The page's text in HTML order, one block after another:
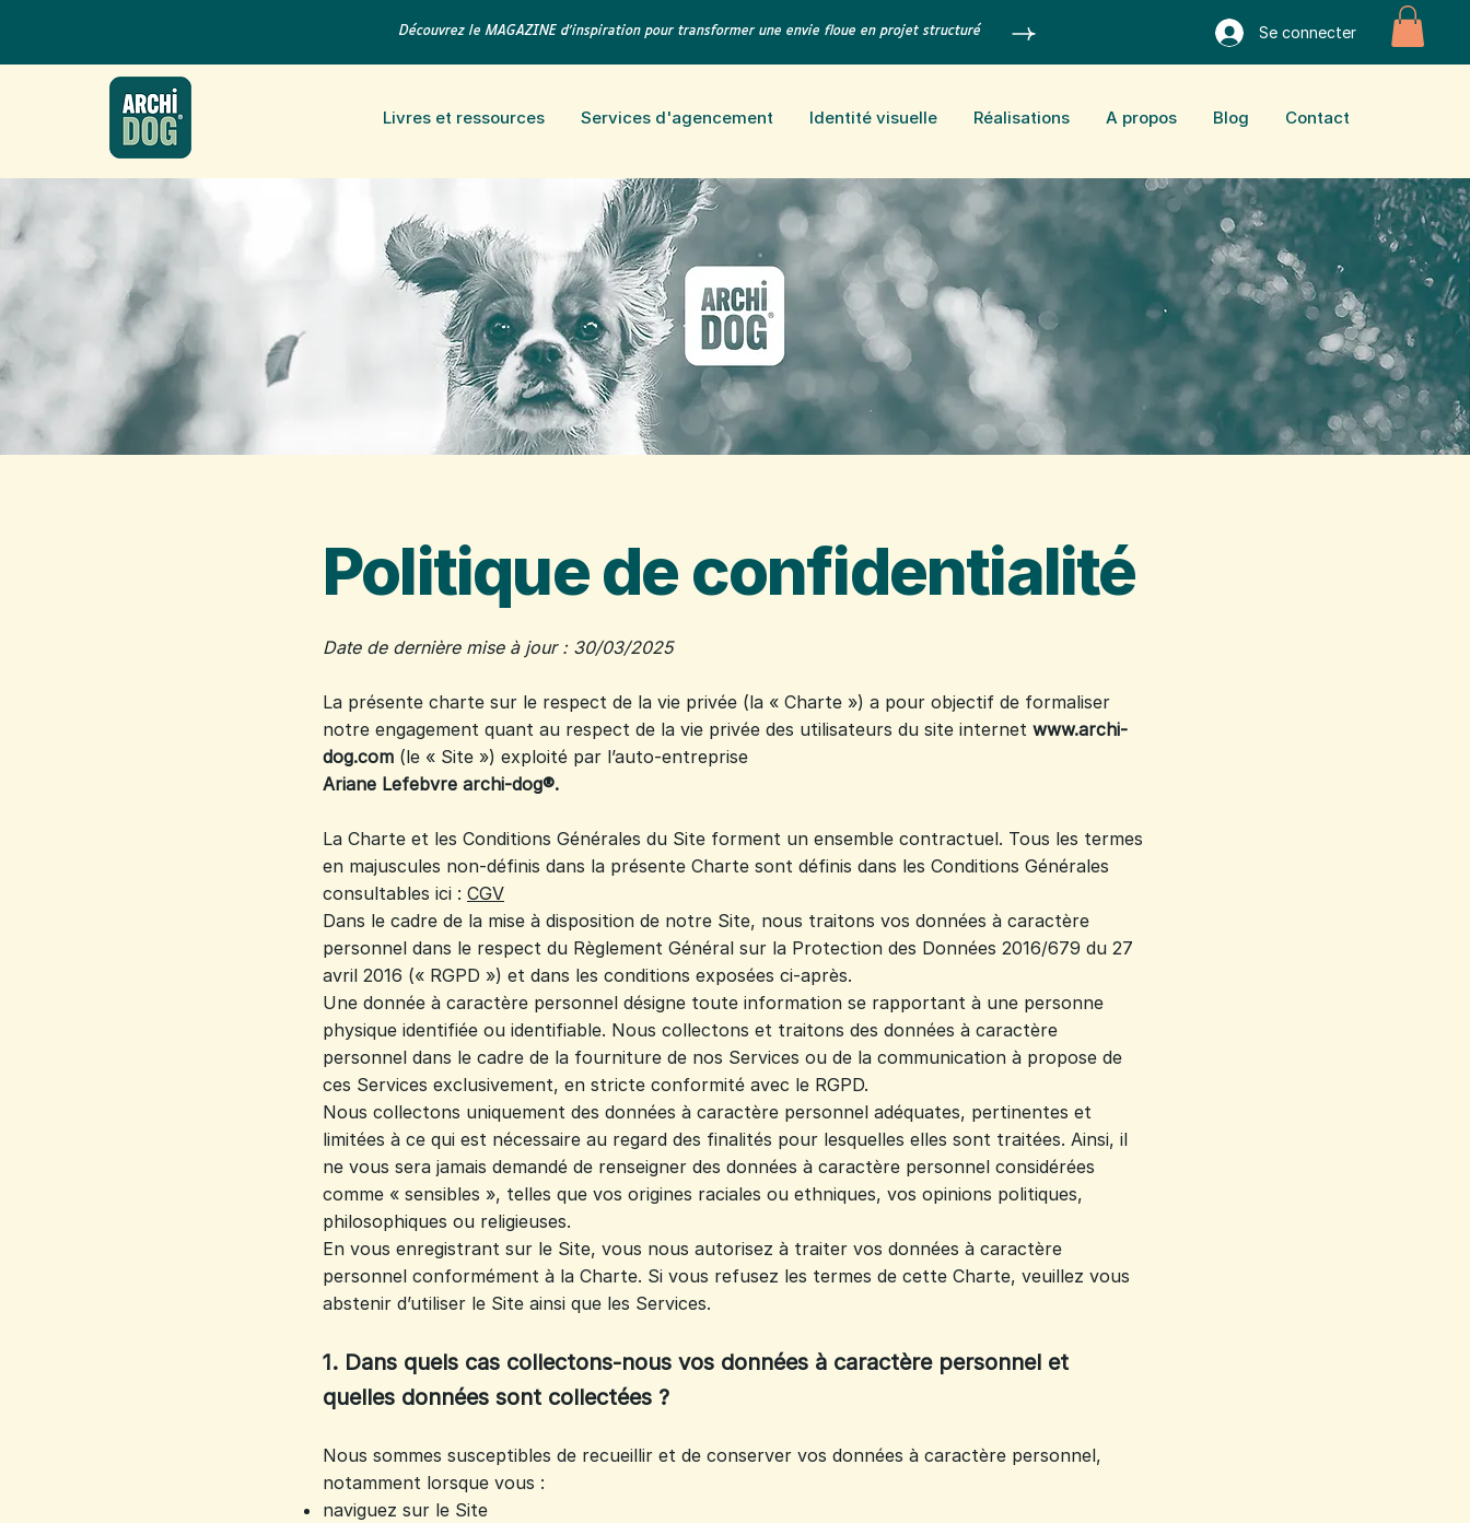
Découvrez le MAGAZINE d'inspiration pour transformer une envie floue en projet structuré Se connecter
Livres et ressources Services d'agencement Identité visuelle Réalisations A propos Blog Contact
Politique de confidentialité
Date de dernière mise à jour : 30/03/2025
La présente charte sur le respect de la vie privée (la « Charte ») a pour objectif de formaliser
notre engagement quant au respect de la vie privée des utilisateurs du site internet www.archi-
dog.com (le « Site ») exploité par l’auto-entreprise
Ariane Lefebvre archi-dog®.
La Charte et les Conditions Générales du Site forment un ensemble contractuel. Tous les termes
en majuscules non-définis dans la présente Charte sont définis dans les Conditions Générales
consultables ici : CGV
Dans le cadre de la mise à disposition de notre Site, nous traitons vos données à caractère
personnel dans le respect du Règlement Général sur la Protection des Données 2016/679 du 27
avril 2016 (« RGPD ») et dans les conditions exposées ci-après.
Une donnée à caractère personnel désigne toute information se rapportant à une personne
physique identifiée ou identifiable. Nous collectons et traitons des données à caractère
personnel dans le cadre de la fourniture de nos Services ou de la communication à propose de
ces Services exclusivement, en stricte conformité avec le RGPD.
Nous collectons uniquement des données à caractère personnel adéquates, pertinentes et
limitées à ce qui est nécessaire au regard des finalités pour lesquelles elles sont traitées. Ainsi, il
ne vous sera jamais demandé de renseigner des données à caractère personnel considérées
comme « sensibles », telles que vos origines raciales ou ethniques, vos opinions politiques,
philosophiques ou religieuses.
En vous enregistrant sur le Site, vous nous autorisez à traiter vos données à caractère
personnel conformément à la Charte. Si vous refusez les termes de cette Charte, veuillez vous
abstenir d’utiliser le Site ainsi que les Services.
1. Dans quels cas collectons-nous vos données à caractère personnel et
quelles données sont collectées ?
Nous sommes susceptibles de recueillir et de conserver vos données à caractère personnel,
notamment lorsque vous :
naviguez sur le Site